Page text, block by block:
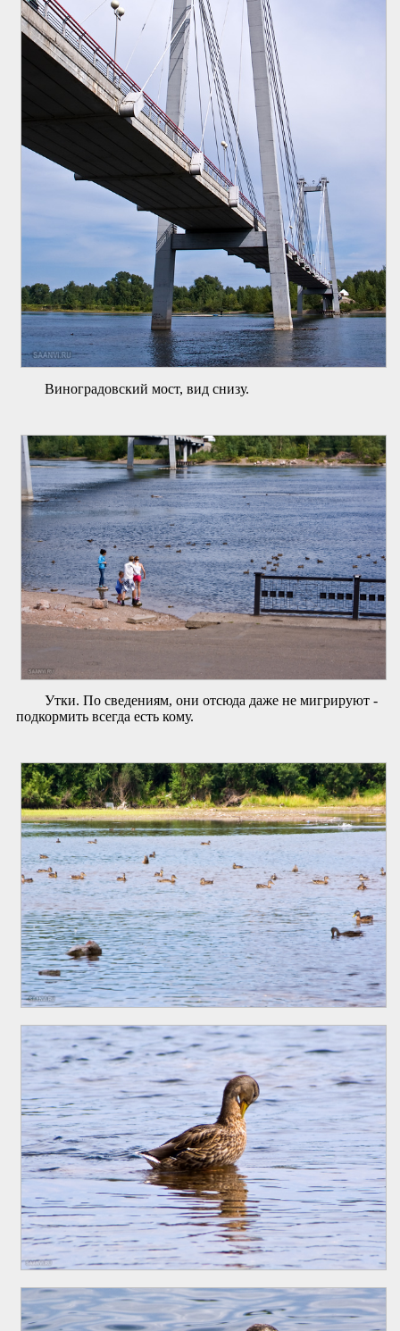
Виноградовский мост, вид снизу.
Утки. По сведениям, они отсюда даже не мигрируют -
подкормить всегда есть кому.